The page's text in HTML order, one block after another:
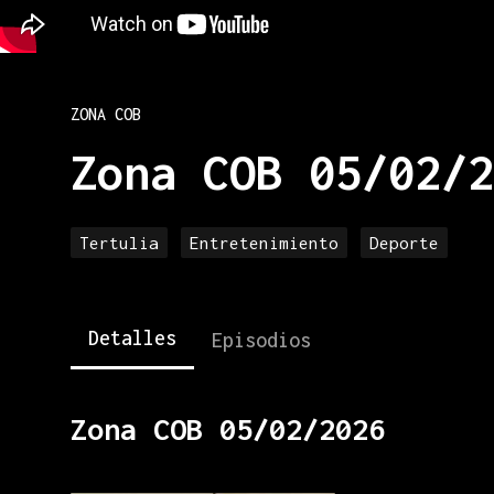
ZONA COB
Zona COB 05/02/
Tertulia Entretenimiento Deporte
Detalles Episodios
Zona COB 05/02/2026